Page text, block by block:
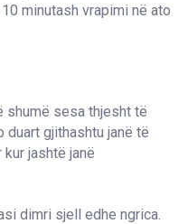
minutash vrapimi në ato
shumë sesa thjesht të
duart gjithashtu janë të
jashtë janë
dimri sjell edhe ngrica.